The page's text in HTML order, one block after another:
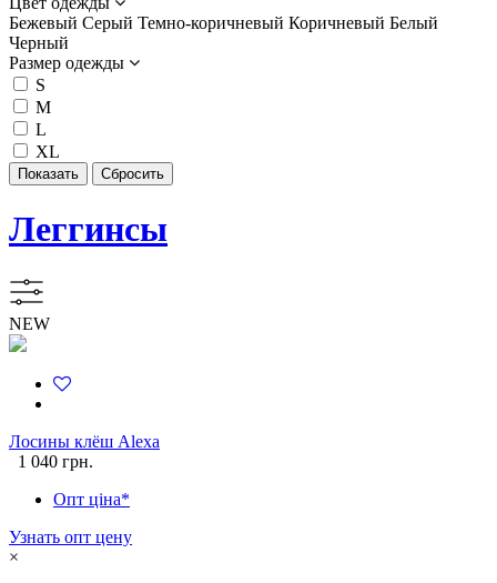
Бежевый Серый Темно-коричневый Коричневый Белый
Черный
Размер одежды
S
M
L
XL
Леггинсы
NEW
Лосины клёш Alexa
1 040 грн.
Опт ціна*
Узнать опт цену
×